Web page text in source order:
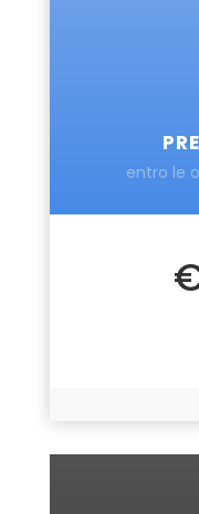
entro le